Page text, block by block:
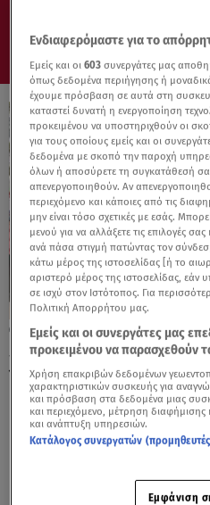
30.06.25, 15:23
5ο ELPIDA Summer
νοσοκομείο Παίδων
Βαρδινογιάννη»
Ενδιαφερόμαστε για το
Εμείς και οι603 συνεργάτες μας
όπως δεδομένα περιήγησης ή
έχουμε πρόσβαση σε αυτά στη
καταστεί δυνατή η ενεργοποίηση
προκειμένου να υποστηριχθούν οι
για τους οποίους εμείς και οι
δεδομένα με σκοπό την παροχή
όλων ή αποσύρετε τη συγκατάθεσή
απενεργοποιηθούν. Αν
περιεχόμενο και κάποιες από τις
μην είναι τόσο σχετικές με εσάς.
μενού για να αλλάξετε τις επιλογές
ανά πάσα στιγμή πατώντας τον
κάτω μέρος της ιστοσελίδας [ή το
αριστερό μέρος της ιστοσελίδας, εάν
σε ισχύ στον Ιστότοπος. Για
Πολιτική Απορρήτου μας.
Εμείς και οι συνεργάτες μας
προκειμένου να παρασχεθούν
Χρήση επακριβών δεδομένων
χαρακτηριστικών συσκευής για
και πρόσβαση στα δεδομένα μιας
και περιεχόμενο, μέτρηση διαφήμισης
και ανάπτυξη υπηρεσιών.
Κατάλογος συνεργατών
Εμφάνιση